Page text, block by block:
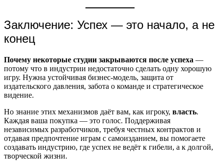
Заключение: Успех — это начало, а не
конец
Почему некоторые студии закрываются после успеха —
потому что в индустрии недостаточно сделать одну хорошую
игру. Нужна устойчивая бизнес-модель, защита от
издательского давления, забота о команде и стратегическое
видение.
Но знание этих механизмов даёт вам, как игроку, власть.
Каждая ваша покупка — это голос. Поддерживая
независимых разработчиков, требуя честных контрактов и
отдавая предпочтение играм с самоизданием, вы помогаете
создавать индустрию, где успех не ведёт к гибели, а к долгой,
творческой жизни.